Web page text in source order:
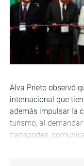
Alva Prieto observó
internacional que
además impulsar la
turismo, al
transportes,